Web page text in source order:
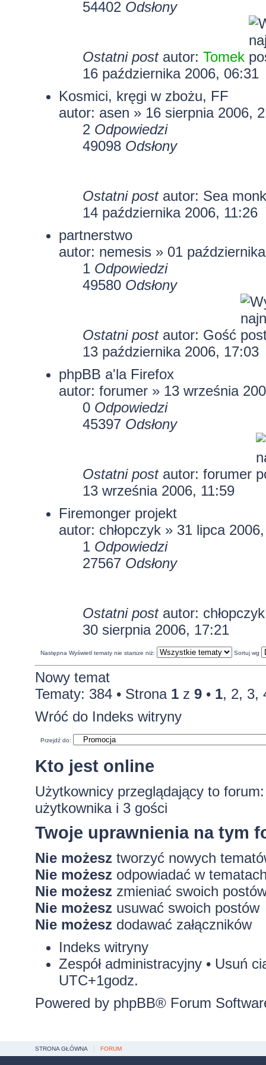
54402 Odsłony
Ostatni post autor: Tomek
16 października 2006, 06:31
Kosmici, kręgi w zbożu, FF
autor: asen » 16 sierpnia 2006,
2 Odpowiedzi
49098 Odsłony
Ostatni post autor: Sea
14 października 2006, 11:26
partnerstwo
autor: nemesis » 01
1 Odpowiedzi
49580 Odsłony
Ostatni post autor: Gość
13 października 2006, 17:03
phpBB a'la Firefox
autor: forumer » 13 września
0 Odpowiedzi
45397 Odsłony
Ostatni post autor: forumer
13 września 2006, 11:59
Firemonger projekt
autor: chłopczyk» 31 lipca 2006,
1 Odpowiedzi
27567 Odsłony
Ostatni post autor: chłopczyk
30 sierpnia 2006, 17:21
Następna Wyświetl tematy nie starsze niż: Sortuj wg
Nowy temat
Tematy: 384 • Strona 1z 9• 1, 2, 3,
Wróć do Indeks witryny
Przejdź do:
Kto jest online
Użytkownicy przeglądający to
użytkownika i 3 gości
Twoje uprawnienia na tym
Nie możesztworzyć nowych
Nie możeszodpowiadać w
Nie możeszzmieniać swoich
Nie możeszusuwać swoich postów
Nie możeszdodawać załączników
Indeks witryny
Zespół administracyjny• Usuń
UTC+1godz.
Powered by phpBB® Forum
STRONA GŁÓWNA FORUM